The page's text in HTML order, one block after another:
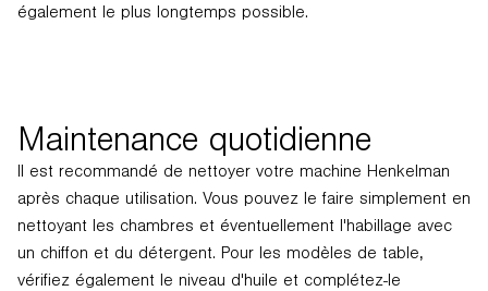
également le plus longtemps possible.
Maintenance quotidienne
Il est recommandé de nettoyer votre machine Henkelman
après chaque utilisation. Vous pouvez le faire simplement en
nettoyant les chambres et éventuellement l'habillage avec
un chiffon et du détergent. Pour les modèles de table,
vérifiez également le niveau d'huile et complétez-le